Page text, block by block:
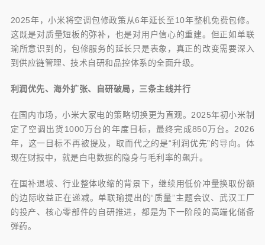
2025年，小米将空调包修政策从6年延长至10年整机免费包修。
这既是对质量短板的弥补，也是对用户信心的重建。但正如单联
瑜所意识到的，包修服务的延长只是表象，真正的改变需要深入
到供应链管理、技术自研和品控体系的全面升级。
利润优先、海外扩张、自研破局，三条主线并行
在国内市场，小米大家电的策略切换更为直观。2025年初小米制
定了空调出货1000万台的年度目标，最终完成850万台。2026
年，这一目标不再被提及，取而代之的是“利润优先”的导向。体
现在财报中，就是白电数据的隐身与毛利率的飙升。
在国补退坡、行业整体收缩的背景下，继续用低价冲量换取份额
的边际收益正在递减。单联瑜提出的“质量”主题会议、武汉工厂
的投产、核心零部件的自研推进，都是为下一阶段的高端化储备
弹药。